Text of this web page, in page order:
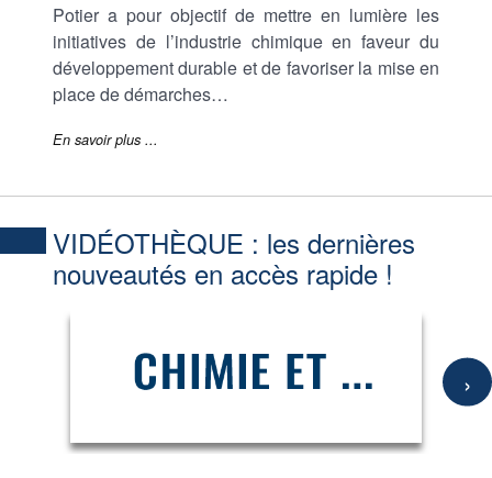
Potier a pour objectif de mettre en lumière les
initiatives de l’industrie chimique en faveur du
développement durable et de favoriser la mise en
place de démarches…
En savoir plus ...
VIDÉOTHÈQUE : les dernières
nouveautés en accès rapide !
›